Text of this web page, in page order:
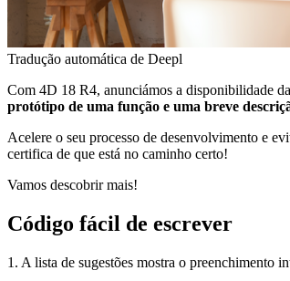
Tradução automática de Deepl
Com 4D 18 R4, anunciámos a disponibilidade
protótipo de uma função e uma breve
Acelere o seu processo de desenvolvimento e
certifica de que está no caminho certo!
Vamos descobrir mais!
Código fácil de escrever
1. A lista de sugestões mostra o preenchimento